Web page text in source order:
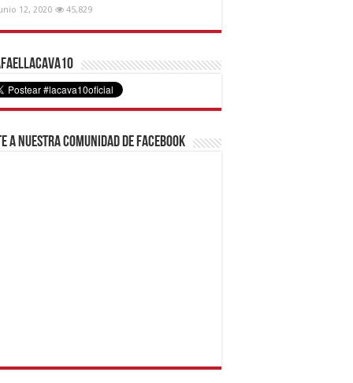
12, 2020 45,829
a nuestra comunidad de Facebook